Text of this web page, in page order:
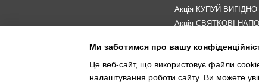
Акція КУПУЙ ВИГІДНО
Акція СВЯТКОВІ НАПОЇ
Акція ДО МАКОВЕЯ
ІНШІ АКЦІЇ
Ми заботимся про вашу
Це веб-сайт, що використовує файли
налаштування роботи сайту. Ви можете